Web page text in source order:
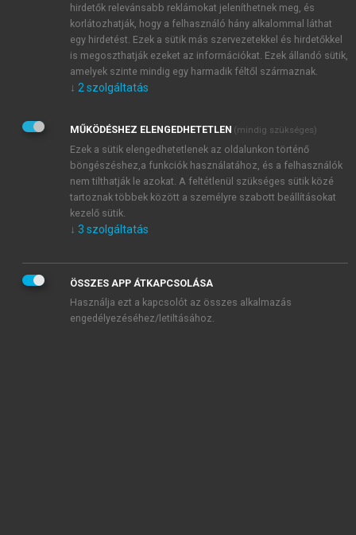
JELSZÓ ÚJRA
Kérek értesítést a MeRSZ újdonságairól, akcióiról.
Kérek értesítést az Akadémiai Kiadó Zrt. újdonságairól,
Adatkezelési tájékoztatóbanfoglaltakat tudomásul
veszem és elfogadom.
Általános vásárlási feltételeket, valamint a szotar.netés a
mersz.huoldalak licencszerződéseiben foglaltakat
tudomásul veszem és elfogadom.
KIPRÓBÁLOM
hirdetők relevánsabb reklámokat jeleníthetnek meg, és
korlátozhatják, hogy a felhasználó hány alkalommal láthat
egy hirdetést. Ezek a sütik más szervezetekkel és hirdetőkkel
is megoszthatják ezeket az információkat. Ezek állandó sütik,
amelyek szinte mindig egy harmadik féltől származnak.
↓ 2 szolgáltatás
MŰKÖDÉSHEZ ELENGEDHETETLEN (mindig szükséges)
Ezek a sütik elengedhetetlenek az oldalunkon történő
böngészéshez,a funkciók használatához, és a felhasználók
nem tilthatják le azokat. A feltétlenül szükséges sütik közé
tartoznak többek között a személyre szabott beállításokat
kezelő sütik.
↓ 3 szolgáltatás
ÖSSZES APP ÁTKAPCSOLÁSA
Használja ezt a kapcsolót az összes alkalmazás
engedélyezéséhez/letiltásához.